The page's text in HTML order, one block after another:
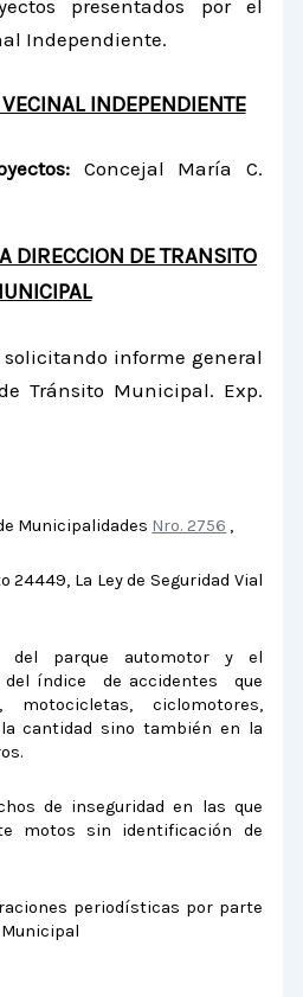
presentados por el
Independiente.
INDEPENDIENTE
Concejal María C.
DIRECCION DE TRANSITO
solicitando informe general
Tránsito Municipal. Exp.
Municipalidades Nro. 2756 ,
24449, La Ley de Seguridad Vial
del parque automotor y el
del índice de accidentes que
ciclomotores,
cantidad sino también en la
de inseguridad en las que
motos sin identificación de
periodísticas por parte